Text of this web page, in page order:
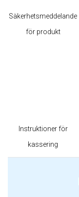
Säkerhetsmeddelande
för produkt
Instruktioner för
kassering